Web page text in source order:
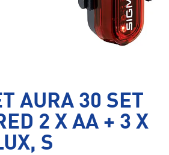
AURA 30 SET
2 X AA + 3 X
S